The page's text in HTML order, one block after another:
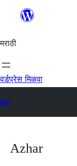
सामुग्रीवर
मराठी
वर्डप्रेस मिळवा
Azhar